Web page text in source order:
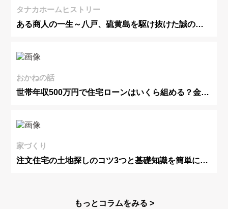
タナカホームヒストリー
ある商人の一生～八戸、硫黄島を駆け抜けた誠の心
おかねの話
世帯年収500万円で住宅ローンはいくら組める？金利
家づくり
注文住宅の土地探しのコツ3つと基礎知識を簡単に解
もっとコラムをみる >